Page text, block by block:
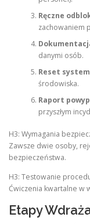
Ręczne
zachowaniem
danymi osób.
Reset
środowiska.
Raport
przyszłym
H3: Wymagania
Zawsze dwie osoby,
bezpieczeństwa.
H3: Testowanie
Ćwiczenia kwartalne w
Etapy